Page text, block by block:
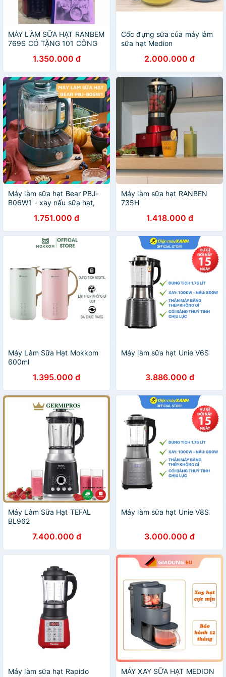
MÁY LÀM SỮA HẠT RANBEM
769S CÓ TẶNG 101 CÔNG
1.350.000 đ
Cốc đựng sữa của máy làm
sữa hạt Medion
2.000.000 đ
Máy làm sữa hạt Bear PBJ-
B06W1 - xay nấu sữa hạt,
1.751.000 đ
Máy làm sữa hạt RANBEN
735H
1.418.000 đ
Máy Làm Sữa Hạt Mokkom
600ml
1.395.000 đ
Máy làm sữa hạt Unie V6S
3.886.000 đ
Máy Làm Sữa Hạt TEFAL
BL962
7.400.000 đ
Máy làm sữa hạt Unie V8S
3.000.000 đ
Máy làm sữa hạt Rapido
MÁY XAY SỮA HẠT MEDION